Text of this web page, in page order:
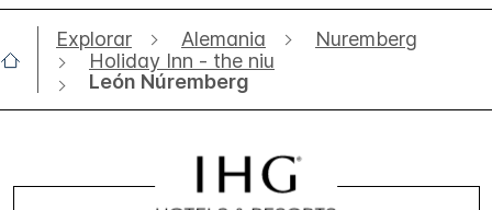
Explorar Alemania
Nuremberg
Holiday Inn - the niu
León Núremberg